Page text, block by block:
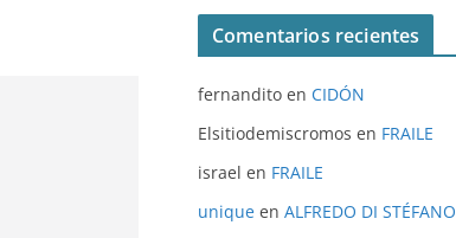
Comentarios recientes
fernandito en CIDÓN
Elsitiodemiscromos en FRAILE
israel en FRAILE
unique en ALFREDO DI STÉFANO